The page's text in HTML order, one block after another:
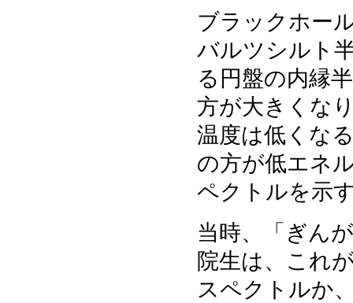
ブラックホー
バルツシルト
る円盤の内縁
方が大きくな
温度は低くな
の方が低エネ
ペクトルを示
当時、「ぎん
院生は、これ
スペクトルか